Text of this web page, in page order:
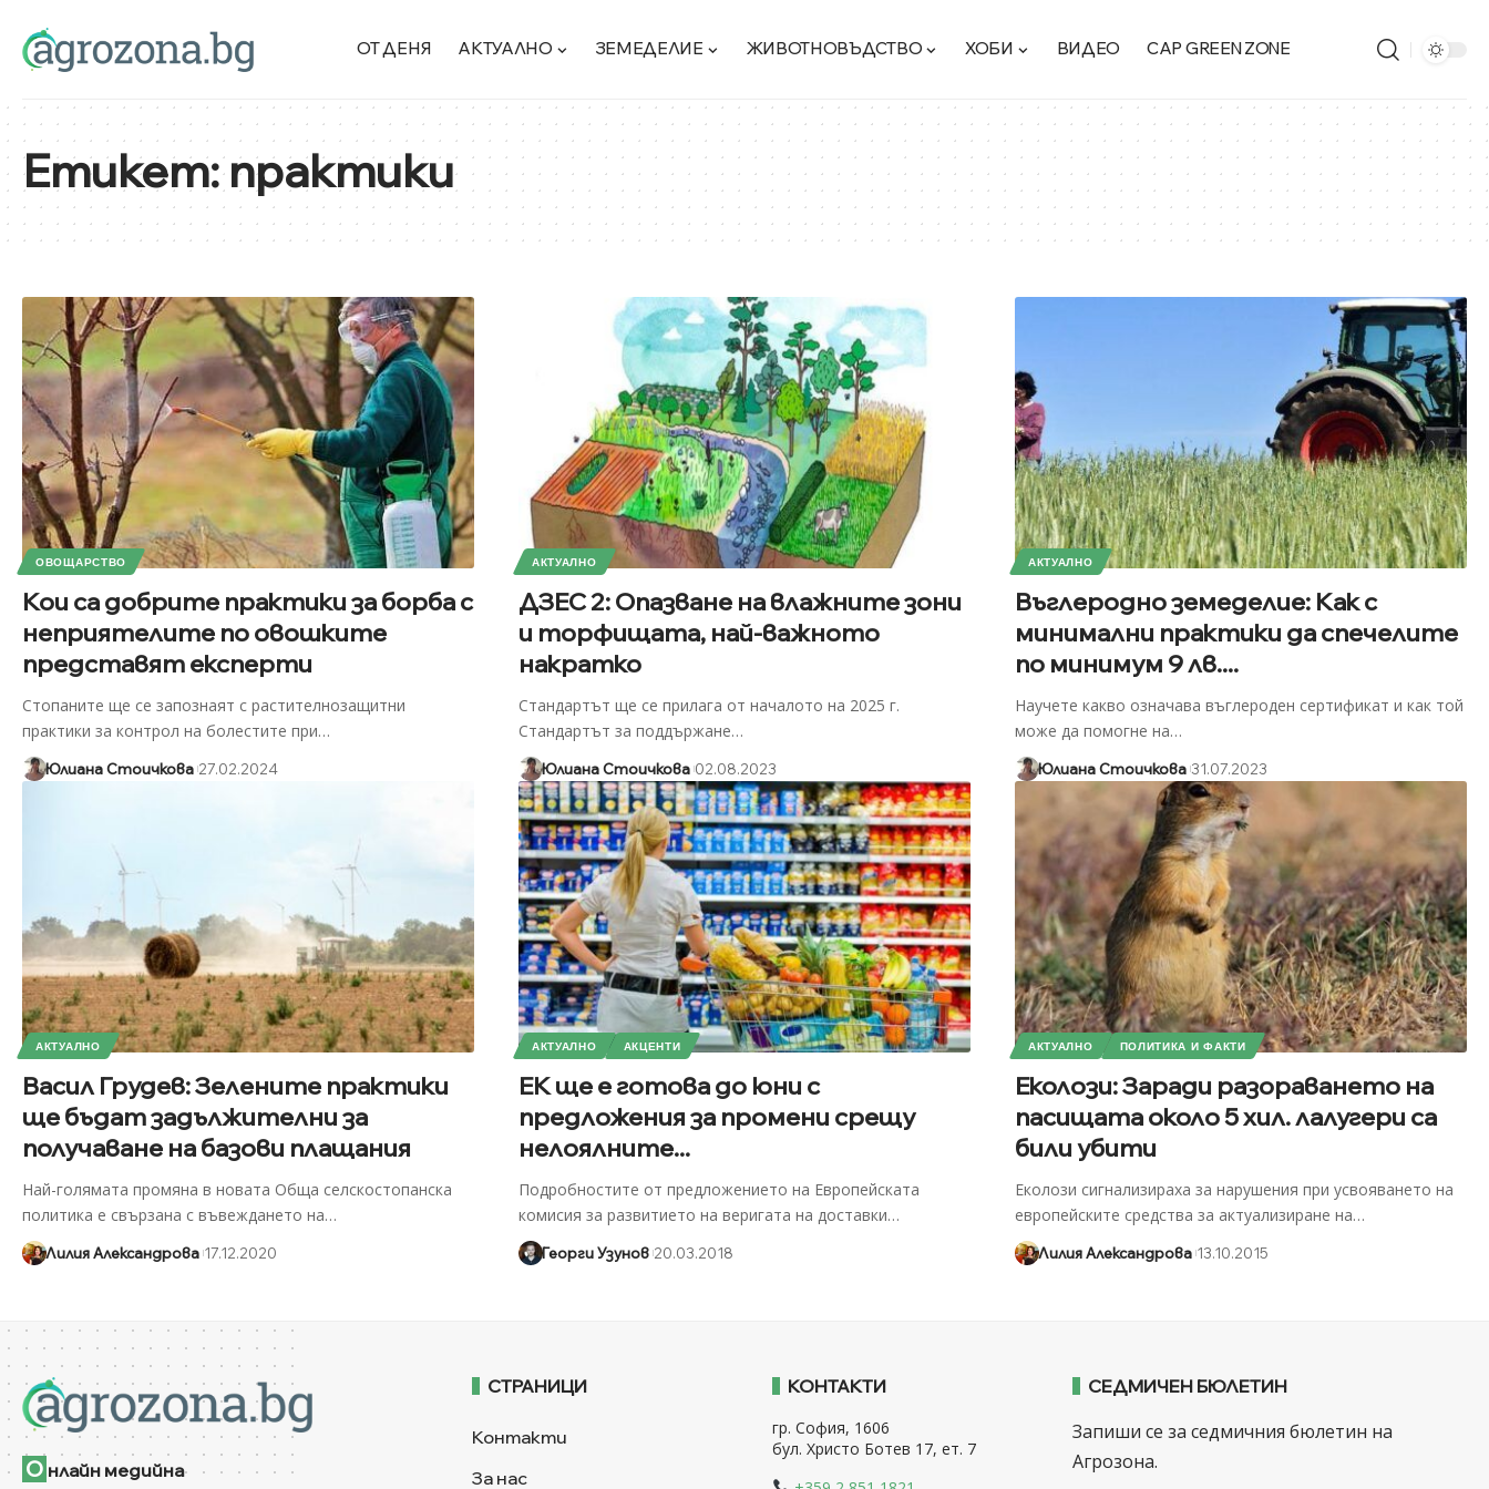
ОТ ДЕНЯ АКТУАЛНО ЗЕМЕДЕЛИЕ ЖИВОТНОВЪДСТВО ХОБИ ВИДЕО CAP GREEN ZONE
Етикет:практики
ОВОЩАРСТВО
Кои са добрите практики за борба с
неприятелите по овошките
представят експерти
Стопаните ще се запознаят с растителнозащитни
практики за контрол на болестите при…
Юлиана Стоичкова 27.02.2024
АКТУАЛНО
ДЗЕС 2: Опазване на влажните зони
и торфищата, най-важното
накратко
Стандартът ще се прилага от началото на 2025 г.
Стандартът за поддържане…
Юлиана Стоичкова 02.08.2023
АКТУАЛНО
Въглеродно земеделие: Как с
минимални практики да спечелите
по минимум 9 лв....
Научете какво означава въглероден сертификат и как той
може да помогне на…
Юлиана Стоичкова 31.07.2023
АКТУАЛНО
Васил Грудев: Зелените практики
ще бъдат задължителни за
получаване на базови плащания
Най-голямата промяна в новата Обща селскостопанска
политика е свързана с въвеждането на…
Лилия Александрова 17.12.2020
АКТУАЛНО АКЦЕНТИ
ЕК ще е готова до юни с
предложения за промени срещу
нелоялните...
Подробностите от предложението на Европейската
комисия за развитието на веригата на доставки…
Георги Узунов 20.03.2018
АКТУАЛНО ПОЛИТИКА И ФАКТИ
Еколози: Заради разораването на
пасищата около 5 хил. лалугери са
били убити
Еколози сигнализираха за нарушения при усвояването на
европейските средства за актуализиране на…
Лилия Александрова 13.10.2015
О нлайн медийна
СТРАНИЦИ
Контакти
За нас
КОНТАКТИ
гр. София, 1606
бул. Христо Ботев 17, ет. 7
СЕДМИЧЕН БЮЛЕТИН
Запиши се за седмичния бюлетин на
Агрозона.